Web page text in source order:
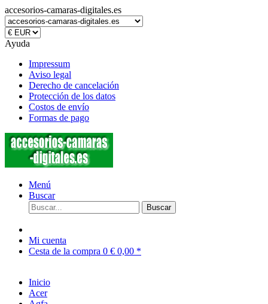
accesorios-camaras-digitales.es
Ayuda
Impressum
Aviso legal
Derecho de cancelación
Protección de los datos
Costos de envío
Formas de pago
Menú
Buscar
Buscar
Mi cuenta
Cesta de la compra 0 € 0,00 *
Inicio
Acer